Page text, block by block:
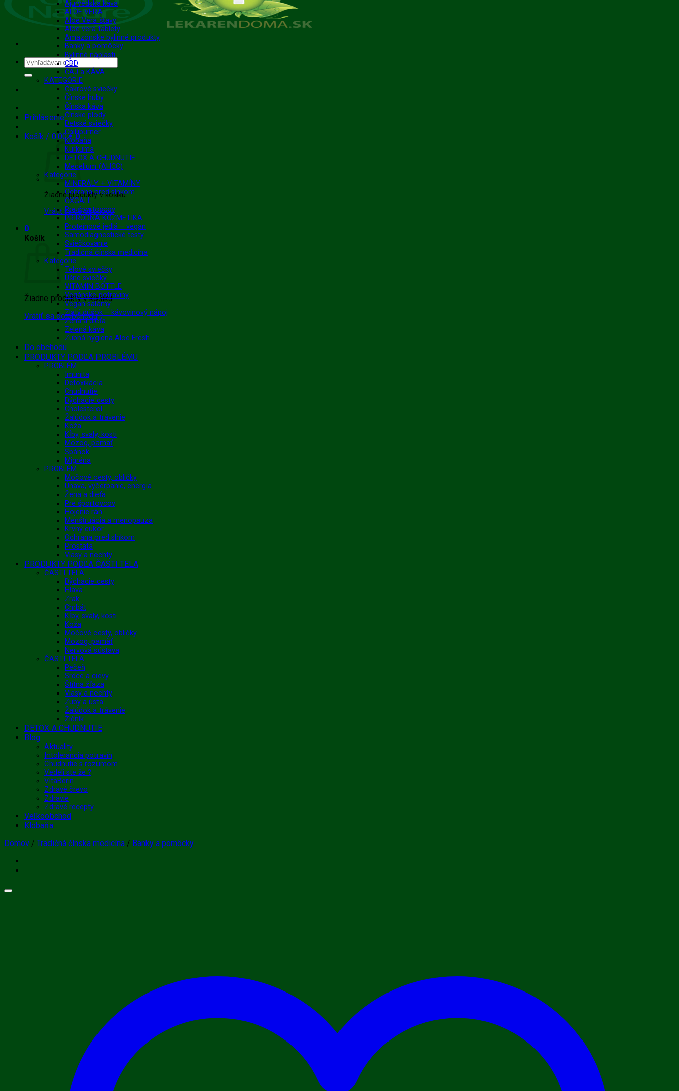
Hľadať:
Prihlásenie
Košík / 0.00€ 0
Žiadne produkty v košíku.
Vrátiť sa do obchodu
0
Košík
Žiadne produkty v košíku.
Vrátiť sa do obchodu
Ajurvédska káva
ALOE VERA
Aloe Vera šťavy
Aloe vera tablety
Amazónske bylinné produkty
Banky a pomôcky
Bylinné náplasti
CBD
ČAJ a KÁVA
KATEGÓRIE
Čakrové sviečky
Čínske huby
Čínska káva
Čínske plody
Detské sviečky
Chilliburner
Klobaňa
Kurkuma
DETOX A CHUDNUTIE
Mecelium (AHCC)
Kategórie
MINERÁLY + VITAMÍNY
Ochrana pred slnkom
OXGALL
Pre športovcov
PRÍRODNÁ KOZMETIKA
Proteínové jedlá – vegan
Samodiagnostické testy
Sviečkovanie
Tradičná čínska medicína
Kategórie
Telové sviečky
Ušné sviečky
VITAMIN BOTTLE
Vegánske potraviny
Vegan salámy
Zlatý dúšok – kávovinový nápoj
Žena a dieťa
Zelená káva
Zubná hygiena Aloe Fresh
Do obchodu
PRODUKTY PODĽA PROBLÉMU
PROBLÉM
Imunita
Detoxikácia
Chudnutie
Dýchacie cesty
Cholesterol
Žalúdok a trávenie
Koža
Kĺby, svaly, kosti
Mozog, pamäť
Spánok
Migréna
PROBLÉM
Močové cesty, obličky
Únava, vyčerpanie, energia
Žena a dieťa
Pre športovcov
Hojenie rán
Menštruácia a menopauza
Krvný cukor
Ochrana pred slnkom
Prostata
Vlasy a nechty
PRODUKTY PODĽA ČASTI TELA
ČASTI TELA
Dýchacie cesty
Hlava
Zrak
Chrbát
Kĺby, svaly, kosti
Koža
Močové cesty, obličky
Mozog, pamäť
Nervová sústava
ČASTI TELA
Pečeň
Srdce a cievy
Štítna žľaza
Vlasy a nechty
Zuby a ústa
Žalúdok a trávenie
Žlčník
DETOX A CHUDNUTIE
Blog
Aktuality
Intolerancia potravín
Chudnutie s rozumom
Vedeli ste že ?
VitaBerin
Zdravé črevo
Zdravie
Zdravé recepty
Veľkoobchod
Klobaňa
Domov / Tradičná čínska medicína / Banky a pomôcky